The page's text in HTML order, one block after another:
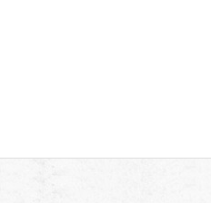
zu den Rückgabe-Richtlinien
Infos hier! Öffnet sich in
alle Infos hier!